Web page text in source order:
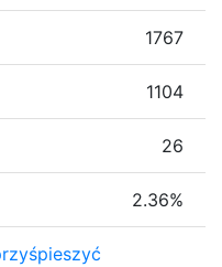
1767
1104
26
2.36%